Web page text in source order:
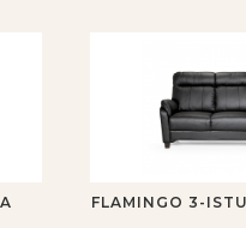
FLAMINGO 3-